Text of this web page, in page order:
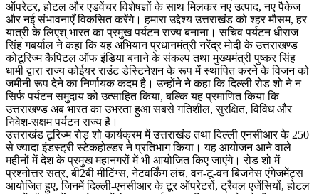
ऑपरेटर, होटल और एडवेंचर विशेषज्ञों के साथ मिलकर नए उत्पाद, नए पैकेज
और नई संभावनाएँ विकसित करेंगे। हमारा उद्देश्य उत्तराखंड को श्हर मौसम, हर
यात्री के लिएश् भारत का प्रमुख पर्यटन राज्य बनाना। सचिव पर्यटन धीराज
सिंह गबर्याल ने कहा कि यह अभियान प्रधानमंत्री नरेंद्र मोदी के उत्तराखण्ड
कोटूरिज्म कैपिटल ऑफ इंडिया बनाने के संकल्प तथा मुख्यमंत्री पुष्कर सिंह
धामी द्वारा राज्य कोईयर राउंट डेस्टिनेशन के रूप में स्थापित करने के विजन को
जमीनी रूप देने का निर्णायक कदम है। उन्होंने ने कहा कि दिल्ली रोड शो ने न
सिर्फ पर्यटन समुदाय को उत्साहित किया, बल्कि यह प्रमाणित किया कि
उत्तराखण्ड अब भारत का उभरता हुआ सबसे गतिशील, सुरक्षित, विविध और
निवेश-सक्षम पर्यटन राज्य है।
उत्तराखंड टूरिज्म रोड़ शो कार्यक्रम में उत्तराखंड तथा दिल्ली एनसीआर के 250
से ज्यादा इंडस्ट्री स्टेकहोल्डर ने प्रतिभाग किया। यह आयोजन आने वाले
महीनों में देश के प्रमुख महानगरों में भी आयोजित किए जाएंगे। रोड शो में
प्रश्नोत्तर सत्र, बी2बी मीटिंग्स, नेटवर्किंग लंच, वन-टू-वन बिजनेस एंगेजमेंट्स
आयोजित हुए, जिनमें दिल्ली-एनसीआर के टूर ऑपरेटरों, ट्रैवल एजेंसियों, होटल